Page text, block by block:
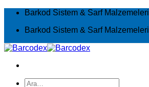
İçeriğeBarkod Sistem & Sarf Malzemeleri
Barkod Sistem & Sarf Malzemeleri
Ara: